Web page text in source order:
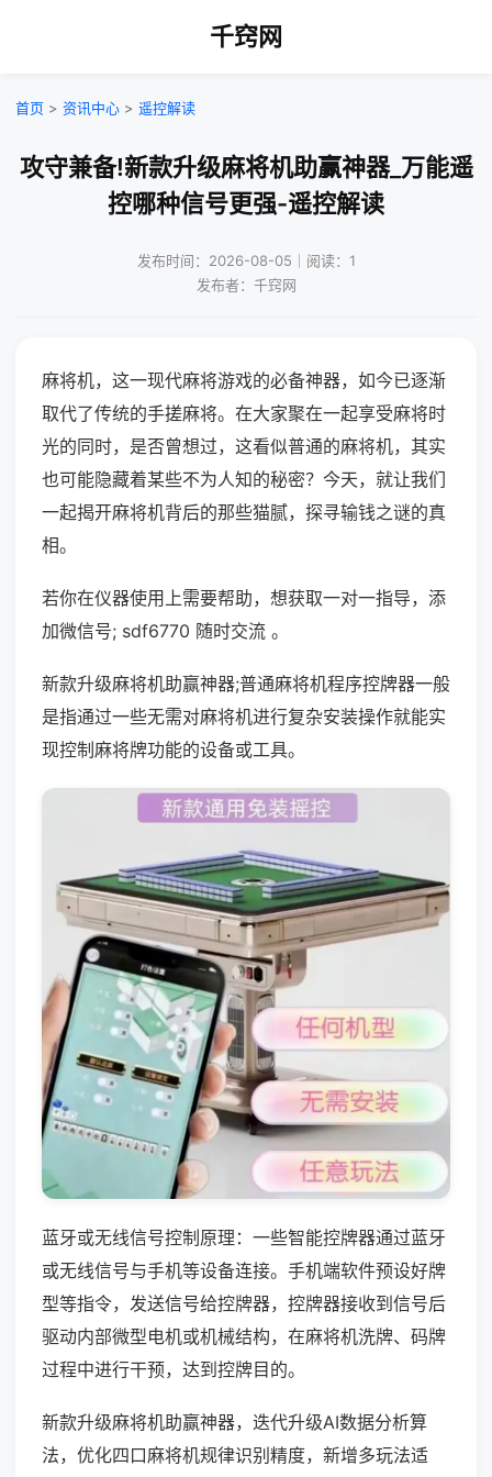
千窍网
首页 > 资讯中心 > 遥控解读
攻守兼备!新款升级麻将机助赢神器_万能遥
控哪种信号更强-遥控解读
发布时间：2026-08-05｜阅读：1
发布者：千窍网
麻将机，这一现代麻将游戏的必备神器，如今已逐渐
取代了传统的手搓麻将。在大家聚在一起享受麻将时
光的同时，是否曾想过，这看似普通的麻将机，其实
也可能隐藏着某些不为人知的秘密？今天，就让我们
一起揭开麻将机背后的那些猫腻，探寻输钱之谜的真
相。
若你在仪器使用上需要帮助，想获取一对一指导，添
加微信号; sdf6770 随时交流 。
新款升级麻将机助赢神器;普通麻将机程序控牌器一般
是指通过一些无需对麻将机进行复杂安装操作就能实
现控制麻将牌功能的设备或工具。
蓝牙或无线信号控制原理：一些智能控牌器通过蓝牙
或无线信号与手机等设备连接。手机端软件预设好牌
型等指令，发送信号给控牌器，控牌器接收到信号后
驱动内部微型电机或机械结构，在麻将机洗牌、码牌
过程中进行干预，达到控牌目的。
新款升级麻将机助赢神器，迭代升级AI数据分析算
法，优化四口麻将机规律识别精度，新增多玩法适